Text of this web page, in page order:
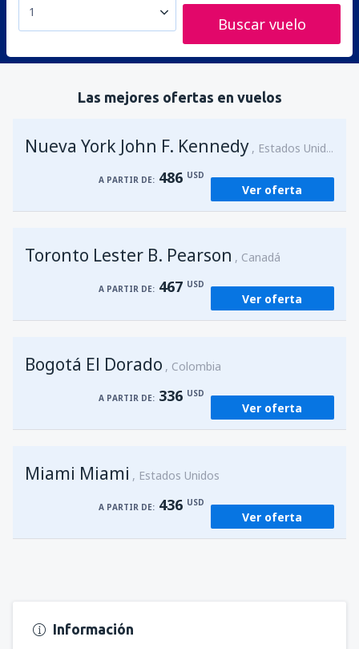
1
Buscar vuelo
Las mejores ofertas en vuelos
Nueva York John F. Kennedy Estados Unidos
A PARTIR DE: 486 USD
Ver oferta
Toronto Lester B. Pearson Canadá
A PARTIR DE: 467 USD
Ver oferta
Bogotá El Dorado Colombia
A PARTIR DE: 336 USD
Ver oferta
Miami Miami Estados Unidos
A PARTIR DE: 436 USD
Ver oferta
Información